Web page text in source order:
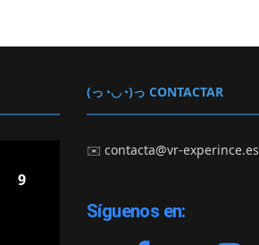
9
(っ◔◡◔)っ CONTACTAR
✉️contacta@vr-experince.es
Síguenos en: